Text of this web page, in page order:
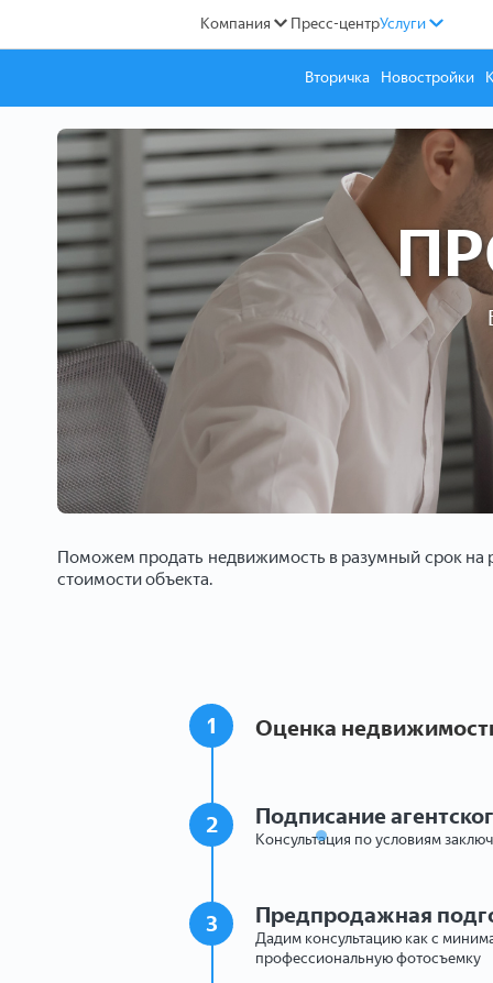
Компания Пресс-центрУслуги
Вторичка Новостройки
Поможем продать недвижимость в разумный срок на
стоимости объекта.
1 Оценка
2 Подписание
Консультация по условиям
3 Предпродажная
Дадим консультацию как с
профессиональную фотосъемку